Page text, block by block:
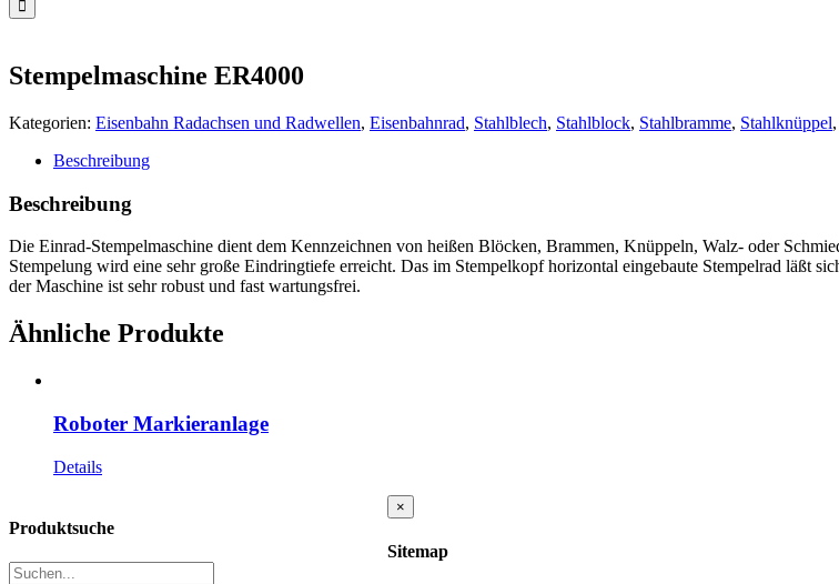
Stempelmaschine ER4000
Kategorien: Eisenbahn Radachsen und Radwellen, Eisenbahnrad, Stahlblech, Stahlblock, Stahlbramme, Stahlknüppel,
Beschreibung
Beschreibung
Die Einrad-Stempelmaschine dient dem Kennzeichnen von heißen Blöcken, Brammen, Knüppeln, Walz- oder
Stempelung wird eine sehr große Eindringtiefe erreicht. Das im Stempelkopf horizontal eingebaute Stempelrad läßt
der Maschine ist sehr robust und fast wartungsfrei.
Ähnliche Produkte
Roboter Markieranlage
Details
Produktsuche
Close
product
view
×
Sitemap